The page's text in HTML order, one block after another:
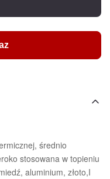
średnio
stosowana w topieniu
aluminium, złoto,I